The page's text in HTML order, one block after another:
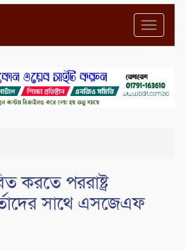
করতে পররাষ্ট্র
সাথে এসজেএফ